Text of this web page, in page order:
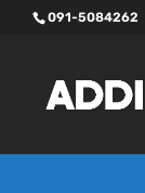
091-5084262